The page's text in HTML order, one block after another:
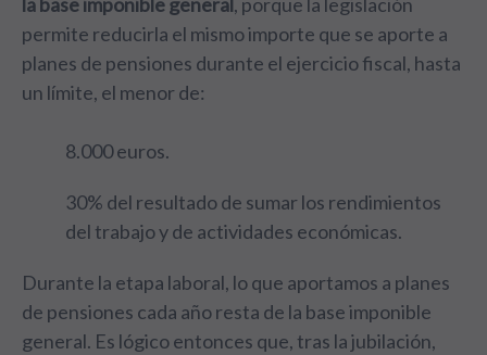
permite reducirla el mismo importe que se aporte a
planes de pensiones durante el ejercicio fiscal, hasta
un límite, el menor de:
8.000 euros.
30% del resultado de sumar los rendimientos
del trabajo y de actividades económicas.
Durante la etapa laboral, lo que aportamos a planes
de pensiones cada año resta de la base imponible
general. Es lógico entonces que, tras la jubilación,